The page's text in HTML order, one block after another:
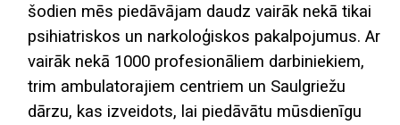
šodien mēs piedāvājam daudz vairāk nekā tikai
psihiatriskos un narkoloģiskos pakalpojumus. Ar
vairāk nekā 1000 profesionāliem darbiniekiem,
trim ambulatorajiem centriem un Saulgriežu
dārzu, kas izveidots, lai piedāvātu mūsdienīgu